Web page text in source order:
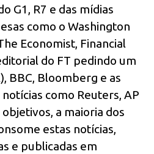
G1, R7 e das mídias
como o Washington
Economist, Financial
do FT pedindo um
BBC, Bloomberg e as
como Reuters, AP
a maioria dos
estas notícias,
e publicadas em